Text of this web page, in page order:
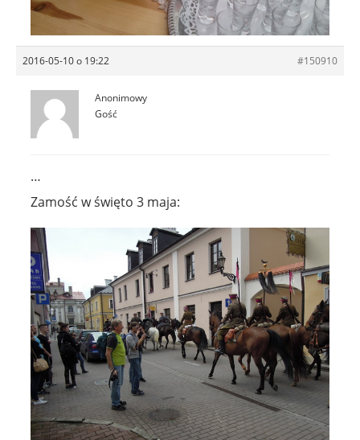
2016-05-10 o 19:22 #150910
Anonimowy
Gość
…
Zamość w święto 3 maja: